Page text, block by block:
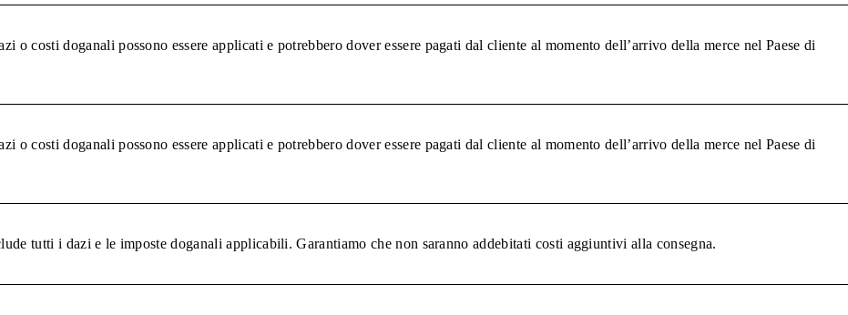
o costi doganali possono essere applicati e potrebbero dover essere pagati dal cliente al momento dell’arrivo della merce nel Paese di
o costi doganali possono essere applicati e potrebbero dover essere pagati dal cliente al momento dell’arrivo della merce nel Paese di
tutti i dazi e le imposte doganali applicabili. Garantiamo che non saranno addebitati costi aggiuntivi alla consegna.